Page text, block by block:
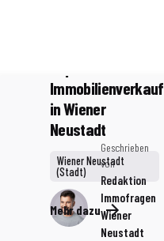
Geschrieben
von
Redaktion
Immofragen
Wiener
Neustadt
Immobilienverkauf
in Wiener
Neustadt
Wiener Neustadt
(Stadt)
Mehr dazu
4 Minuten Lesezeit
Die Rolle von